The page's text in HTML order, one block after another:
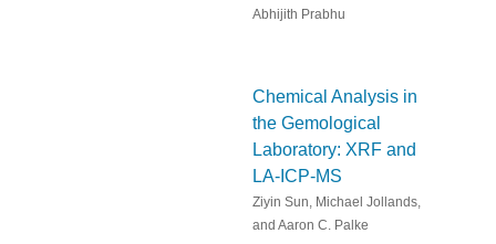
Abhijith Prabhu
Chemical Analysis in
the Gemological
Laboratory: XRF and
LA-ICP-MS
Ziyin Sun, Michael Jollands,
and Aaron C. Palke